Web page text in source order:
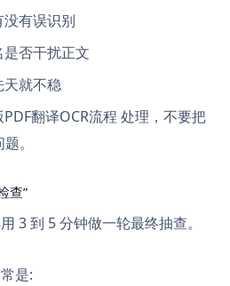
有误识别
否干扰正文
天就不稳
翻译OCR流程 处理，不要把
。
查”
3 到 5 分钟做一轮最终抽查。
是: